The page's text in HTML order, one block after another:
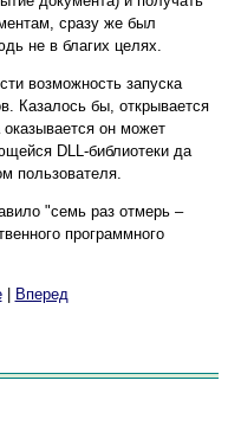
сразу же был
не в благих целях.
возможность запуска
Казалось бы, открывается
он может
DLL-библиотеки да
пользователя.
"семь раз отмерь –
программного
| Вперед